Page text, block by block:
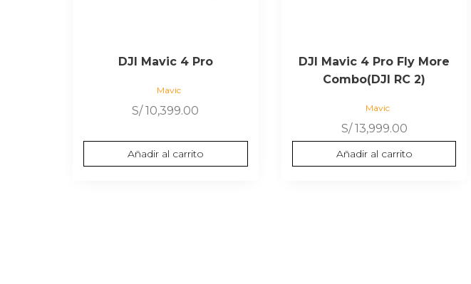
DJI Mavic 4 Pro
Mavic
S/10,399.00
Añadir al carrito
DJI Mavic 4 Pro Fly More
Combo(DJI RC 2)
Mavic
S/13,999.00
Añadir al carrito